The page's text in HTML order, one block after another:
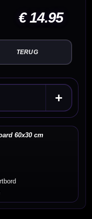
€ 14.95
TERUG
60x30 cm
+